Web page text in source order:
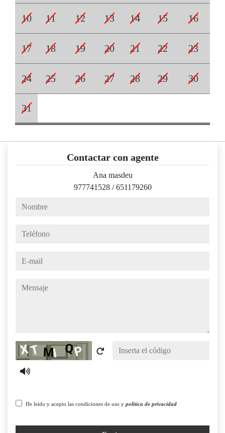
10 11 12 13 14 15 16
17 18 19 20 21 22 23
24 25 26 27 28 29 30
31
Contactar con agente
Ana masdeu
977741528 /651179260
nombre
teléfono
e-mail
mensaje
Captcha
He leído y acepto las condiciones de uso y política de privacidad